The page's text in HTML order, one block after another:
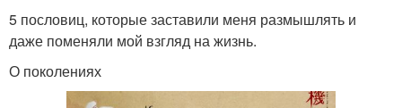
5 пословиц, которые заставили меня размышлять и
даже поменяли мой взгляд на жизнь.
О поколениях